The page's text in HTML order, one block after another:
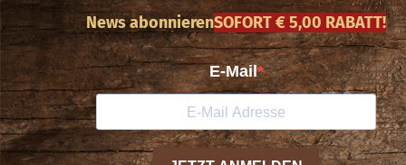
News abonnierenSOFORT € 5,00 RABATT!